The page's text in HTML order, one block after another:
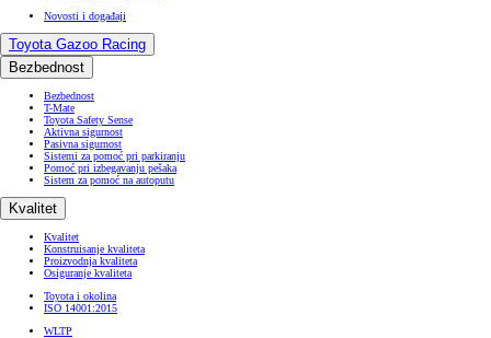
Novosti i događaji
Toyota Gazoo Racing
Bezbednost
Bezbednost
T-Mate
Toyota Safety Sense
Aktivna sigurnost
Pasivna sigurnost
Sistemi za pomoć pri parkiranju
Pomoć pri izbegavanju pešaka
Sistem za pomoć na autoputu
Kvalitet
Kvalitet
Konstruisanje kvaliteta
Proizvodnja kvaliteta
Osiguranje kvaliteta
Toyota i okolina
ISO 14001:2015
WLTP